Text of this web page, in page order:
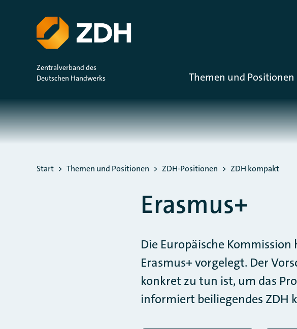
ZUM HAUPTINHALT SPRINGEN
Zentralverband des
Deutschen Handwerks
Themen und Positionen
Sie befinden sich hier:
Start Themen und Positionen ZDH-Positionen ZDH kompakt
Erasmus+
Die Europäische
Erasmus+ vorgelegt. Der
konkret zu tun ist, um das
informiert beiliegendes ZDH